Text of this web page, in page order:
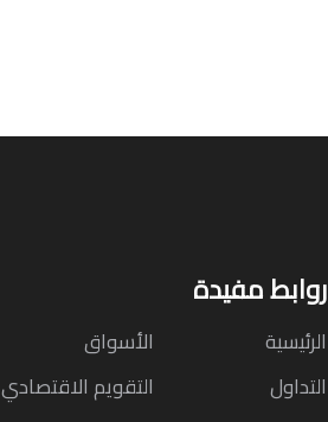
روابط مفيدة
الرئيسية
الأسواق
التداول
التقويم الاقتصادي